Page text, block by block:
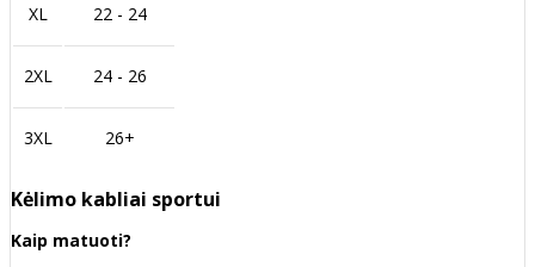
XL 22 - 24
2XL 24 - 26
3XL 26+
Kėlimo kabliai sportui
Kaip matuoti?